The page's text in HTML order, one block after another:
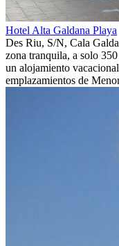
Hotel Alta Galdana Playa
Des Riu, S/N, Cala
zona tranquila, a solo
un alojamiento
emplazamientos de